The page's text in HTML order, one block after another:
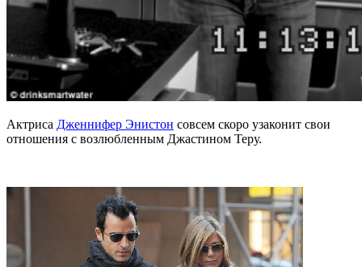
Актриса Дженнифер Энистон совсем скоро узаконит свои
отношения с возлюбленным Джастином Теру.